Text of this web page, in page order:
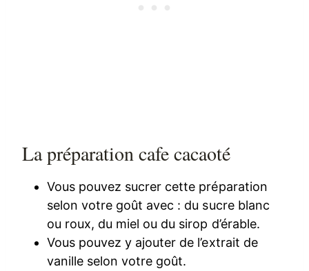
La préparation cafe cacaoté
Vous pouvez sucrer cette préparation
selon votre goût avec : du sucre blanc
ou roux, du miel ou du sirop d’érable.
Vous pouvez y ajouter de l’extrait de
vanille selon votre goût.